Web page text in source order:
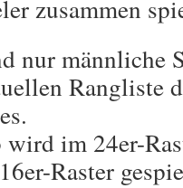
zusammen
nur männliche
Rangliste
im 24er-
Raster